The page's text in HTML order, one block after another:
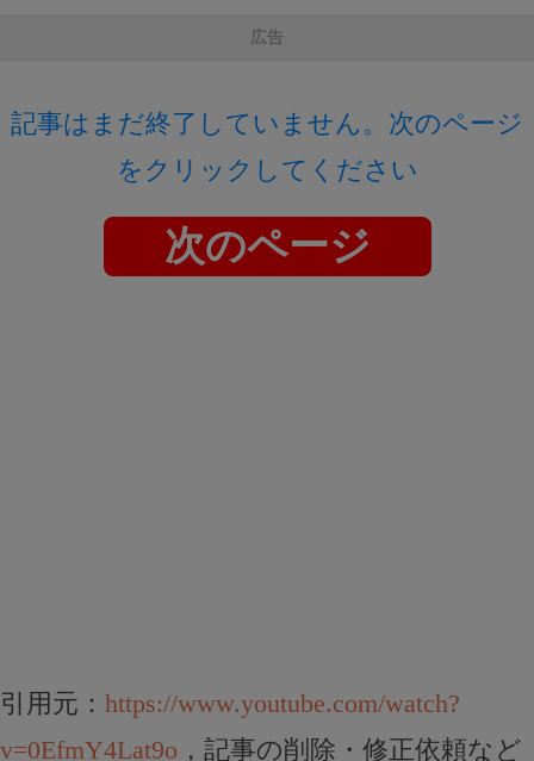
広告
記事はまだ終了していません。次のページ
をクリックしてください
次のページ
引用元： https://www.youtube.com/watch?
v=0EfmY4Lat9o ，記事の削除・修正依頼など